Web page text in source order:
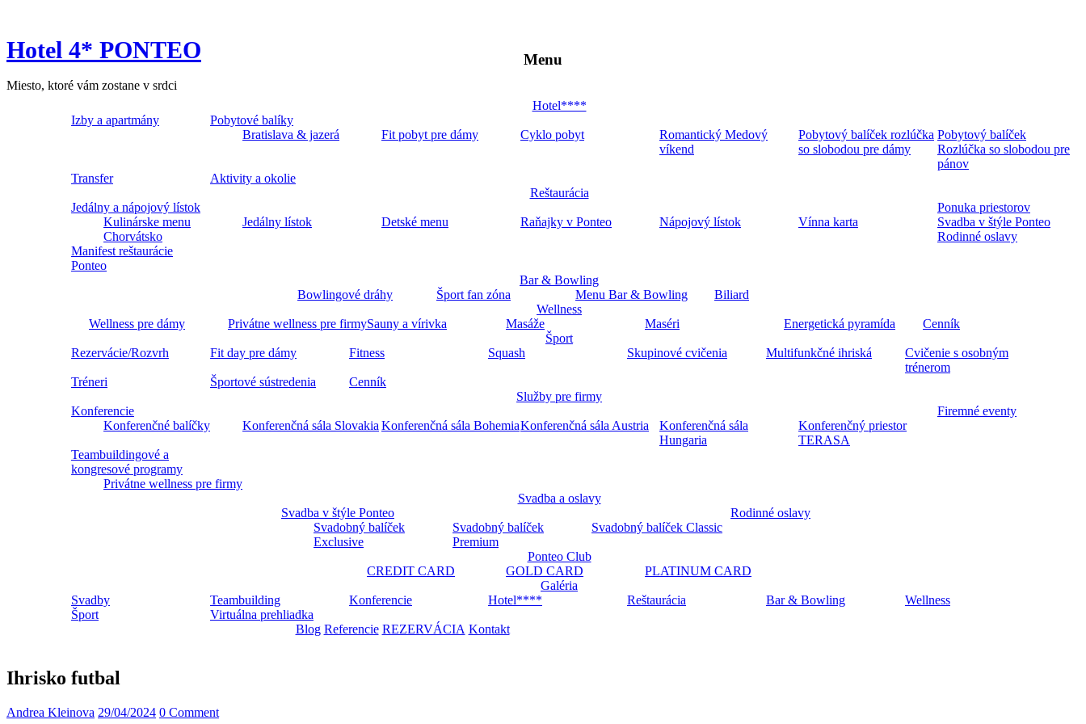
Hotel 4* PONTEO
Miesto, ktoré vám zostane v srdci
Menu
Hotel****
Izby a apartmány
Pobytové balíky
Bratislava & jazerá
Fit pobyt pre dámy Cyklo pobyt
Romantický Medový
víkend
Pobytový balíček rozlúčka
so slobodou pre dámy
Pobytový balíček
Rozlúčka so slobodou pre
pánov
Transfer
Aktivity a okolie
Reštaurácia
Jedálny a nápojový lístok
Kulinárske menu
Chorvátsko
Jedálny lístok Detské menu Raňajky v Ponteo Nápojový lístok Vínna karta
Ponuka priestorov
Svadba v štýle Ponteo
Rodinné oslavy
Manifest reštaurácie
Ponteo
Bar & Bowling
Bowlingové dráhy
Šport fan zóna Menu Bar & Bowling
Biliard
Wellness
Wellness pre dámy
Privátne wellness pre firmySauny a vírivka Masáže Maséri Energetická pyramída
Cenník
Šport
Rezervácie/Rozvrh
Fit day pre dámy Fitness Squash Skupinové cvičenia Multifunkčné ihriská
Cvičenie s osobným
trénerom
Tréneri
Športové sústredenia
Cenník
Služby pre firmy
Konferencie
Konferenčné balíčky
Konferenčná sála Slovakia Konferenčná sála BohemiaKonferenčná sála Austria
Konferenčná sála
Hungaria
Konferenčný priestor
TERASA
Firemné eventy
Teambuildingové a
kongresové programy
Privátne wellness pre firmy
Svadba a oslavy
Svadba v štýle Ponteo
Svadobný balíček
Exclusive
Svadobný balíček
Premium
Svadobný balíček Classic
Rodinné oslavy
Ponteo Club
CREDIT CARD
GOLD CARD
PLATINUM CARD
Galéria
Svadby
Teambuilding Konferencie Hotel**** Reštaurácia Bar & Bowling
Wellness
Šport
Virtuálna prehliadka
Blog Referencie REZERVÁCIA Kontakt
Ihrisko futbal
Andrea Kleinova 29/04/2024 0 Comment